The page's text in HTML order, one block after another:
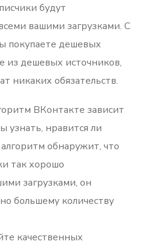
будут
вашими загрузками. С
покупаете дешевых
из дешевых источников,
никаких обязательств.
ВКонтакте зависит
узнать, нравится ли
обнаружит, что
так хорошо
загрузками, он
большему количеству
качественных